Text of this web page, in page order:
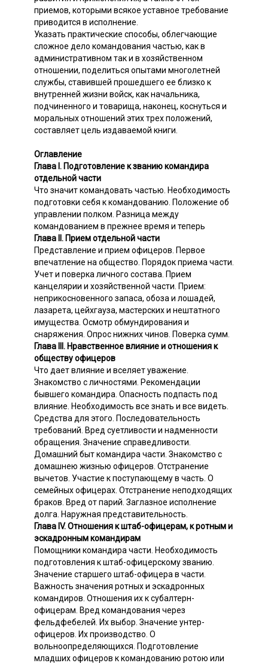
приемов, которыми всякое уставное требование
приводится в исполнение.
Указать практические способы, облегчающие
сложное дело командования частью, как в
административном так и в хозяйственном
отношении, поделиться опытами многолетней
службы, ставившей прошедшего ее близко к
внутренней жизни войск, как начальника,
подчиненного и товарища, наконец, коснуться и
моральных отношений этих трех положений,
составляет цель издаваемой книги.
Оглавление
Глава I. Подготовление к званию командира
отдельной части
Что значит командовать частью. Необходимость
подготовки себя к командованию. Положение об
управлении полком. Разница между
командованием в прежнее время и теперь
Глава II. Прием отдельной части
Представление и прием офицеров. Первое
впечатление на общество. Порядок приема части.
Учет и поверка личного состава. Прием
канцелярии и хозяйственной части. Прием:
неприкосновенного запаса, обоза и лошадей,
лазарета, цейхгауза, мастерских и нештатного
имущества. Осмотр обмундирования и
снаряжения. Опрос нижних чинов. Поверка сумм.
Глава III. Нравственное влияние и отношения к
обществу офицеров
Что дает влияние и вселяет уважение.
Знакомство с личностями. Рекомендации
бывшего командира. Опасность подпасть под
влияние. Необходимость все знать и все видеть.
Средства для этого. Последовательность
требований. Вред суетливости и надменности
обращения. Значение справедливости.
Домашний быт командира части. Знакомство с
домашнею жизнью офицеров. Отстранение
вычетов. Участие к поступающему в часть. О
семейных офицерах. Oтстранение неподходящих
браков. Вред от парий. Заглазное исполнение
долга. Наружная представительность.
Глава IV. Отношения к штаб-офицерам, к ротным и
эскадронным командирам
Помощники командира части. Необходимость
подготовления к штаб-офицерскому званию.
Значение старшего штаб-офицера в части.
Важность значения ротных и эскадронных
командиров. Отношения их к субалтерн-
офицерам. Вред командования через
фельдфебелей. Их выбор. Значение унтер-
офицеров. Их производство. О
вольноопределяющихся. Подготовление
младших офицеров к командованию ротою или